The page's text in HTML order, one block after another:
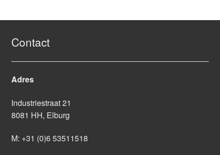
Contact
Adres
Industriestraat 21
8081 HH, Elburg
M: +31 (0)6 53511518